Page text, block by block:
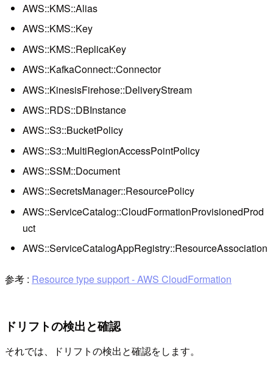
AWS::KMS::Alias
AWS::KMS::Key
AWS::KMS::ReplicaKey
AWS::KafkaConnect::Connector
AWS::KinesisFirehose::DeliveryStream
AWS::RDS::DBInstance
AWS::S3::BucketPolicy
AWS::S3::MultiRegionAccessPointPolicy
AWS::SSM::Document
AWS::SecretsManager::ResourcePolicy
AWS::ServiceCatalog::CloudFormationProvisionedProd
uct
AWS::ServiceCatalogAppRegistry::ResourceAssociation
参考 : Resource type support - AWS CloudFormation
ドリフトの検出と確認
それでは、ドリフトの検出と確認をします。